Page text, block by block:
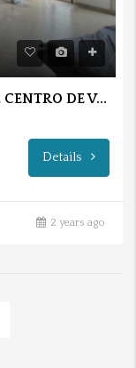
ATICO (DUPLEX) LUMINOSO EN EL CENTRO DE VALENCIA.
Details
2 years ago